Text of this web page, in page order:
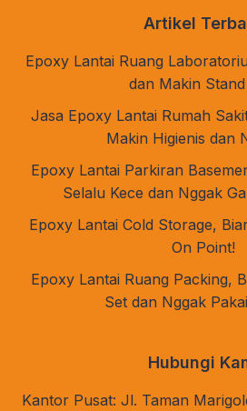
Artikel
Epoxy Lantai Ruang
dan Makin
Jasa Epoxy Lantai Rumah
Makin Higienis dan
Epoxy Lantai Parkiran
Selalu Kece dan Nggak
Epoxy Lantai Cold Storage,
On Point!
Epoxy Lantai Ruang Packing,
Set dan Nggak
Hubungi
Kantor Pusat: Jl. Taman